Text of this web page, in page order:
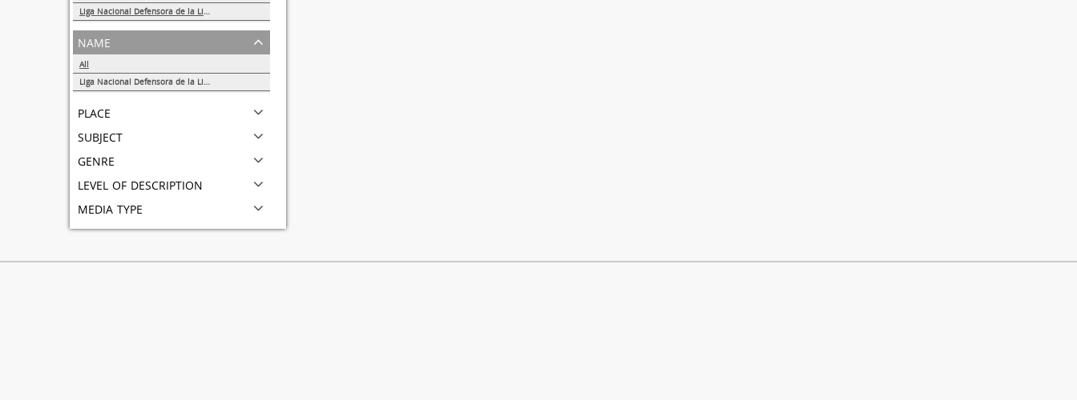
Liga Nacional Defensora de la Libertad Religiosa
1
name
All
Liga Nacional Defensora de la Libertad Religiosa
place
subject
genre
level of description
media type